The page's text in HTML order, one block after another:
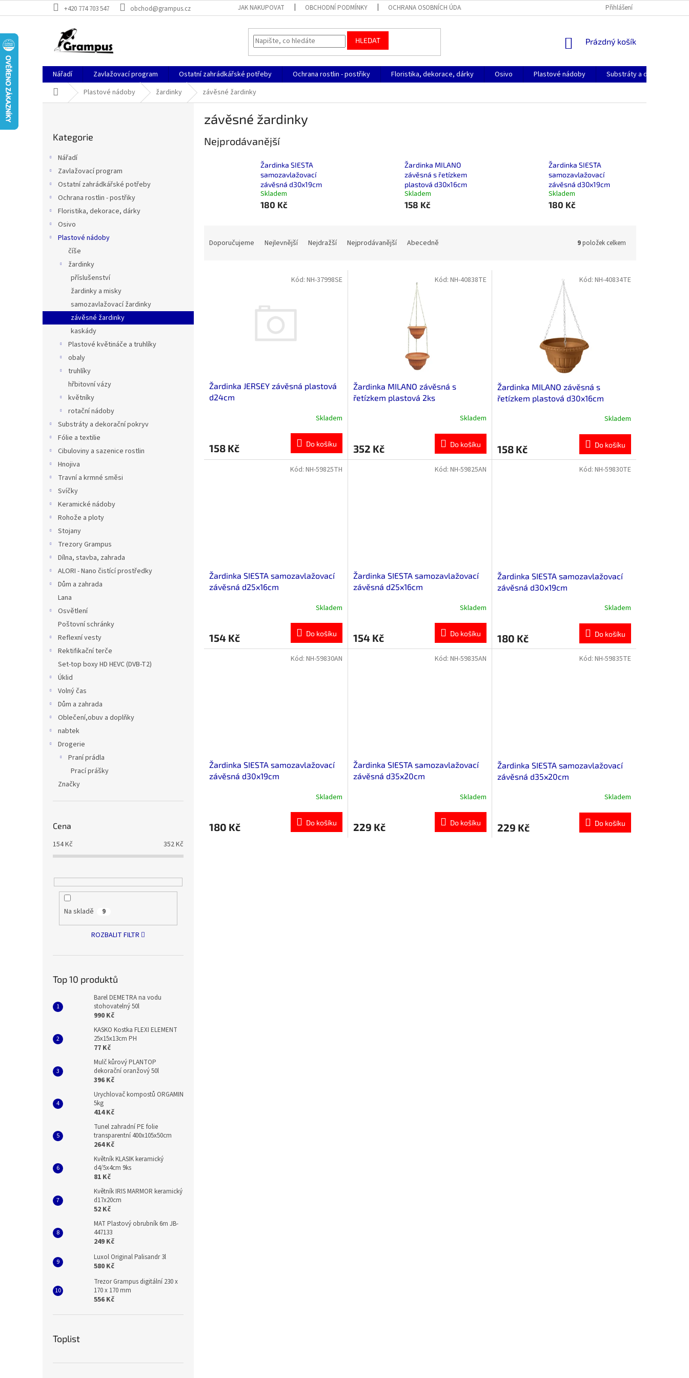
na
+420 774 703 547 obchod@grampus.cz JAK NAKUPOVAT OBCHODNÍ PODMÍNKY OCHRANA OSOBNÍCH ÚDAJŮ Přihlášení
HLEDAT
NÁKUPNÍ
Prázdný košík
Nářadí Zavlažovací program Ostatní zahrádkářské potřeby Ochrana rostlin - postřiky Floristika, dekorace, dárky Osivo Plastové nádoby
Substráty a dekorační
Domů Plastové nádoby žardinky závěsné žardinky
kategorie
Kategorie
Nářadí
Zavlažovací program
Ostatní zahrádkářské potřeby
Ochrana rostlin - postřiky
Floristika, dekorace, dárky
Osivo
Plastové nádoby
číše
žardinky
příslušenství
žardinky a misky
samozavlažovací žardinky
závěsné žardinky
kaskády
Plastové květináče a truhlíky
obaly
truhlíky
hřbitovní vázy
květníky
rotační nádoby
Substráty a dekorační pokryv
Fólie a textilie
Cibuloviny a sazenice rostlin
Hnojiva
Travní a krmné směsi
Svíčky
Keramické nádoby
Rohože a ploty
Stojany
Trezory Grampus
Dílna, stavba, zahrada
ALORI - Nano čistící prostředky
Dům a zahrada
Lana
Osvětlení
Poštovní schránky
Reflexní vesty
Rektifikační terče
Set-top boxy HD HEVC (DVB-T2)
Úklid
Volný čas
Dům a zahrada
Oblečení,obuv a doplňky
nabtek
Drogerie
Praní prádla
Prací prášky
Značky
Cena
154Kč 352Kč
Na skladě 9
ROZBALIT FILTR
Top 10 produktů
Barel DEMETRA na vodu
stohovatelný 50l
990 Kč
KASKO Kostka FLEXI ELEMENT
25x15x13cm PH
77 Kč
Mulč kůrový PLANTOP
dekorační oranžový 50l
396 Kč
Urychlovač kompostů ORGAMIN
5kg
414 Kč
Tunel zahradní PE folie
transparentní 400x105x50cm
264 Kč
Květník KLASIK keramický
d4/5x4cm 9ks
81 Kč
Květník IRIS MARMOR keramický
d17x20cm
52 Kč
MAT Plastový obrubník 6m JB-
447133
249 Kč
Luxol Original Palisandr 3l
580 Kč
Trezor Grampus digitální 230 x
170 x 170 mm
556 Kč
Toplist
závěsné žardinky
Nejprodávanější
Žardinka SIESTA
samozavlažovací
závěsná d30x19cm
Skladem
180 Kč
Žardinka MILANO
závěsná s řetízkem
plastová d30x16cm
Skladem
158 Kč
Žardinka SIESTA
samozavlažovací
závěsná d30x19cm
Skladem
180 Kč
Doporučujeme Nejlevnější Nejdražší Nejprodávanější Abecedně 9položek celkem
Žardinka JERSEY závěsná plastová
d24cm
Skladem
158 Kč Do košíku
Kód: NH-37998SE
Žardinka MILANO závěsná s
řetízkem plastová 2ks
Skladem
352 Kč Do košíku
Kód: NH-40838TE
Žardinka MILANO závěsná s
řetízkem plastová d30x16cm
Skladem
158 Kč Do košíku
Kód: NH-40834TE
Žardinka SIESTA samozavlažovací
závěsná d25x16cm
Skladem
154 Kč Do košíku
Kód: NH-59825TH
Žardinka SIESTA samozavlažovací
závěsná d25x16cm
Skladem
154 Kč Do košíku
Kód: NH-59825AN
Žardinka SIESTA samozavlažovací
závěsná d30x19cm
Skladem
180 Kč Do košíku
Kód: NH-59830TE
Žardinka SIESTA samozavlažovací
závěsná d30x19cm
Skladem
180 Kč Do košíku
Kód: NH-59830AN
Žardinka SIESTA samozavlažovací
závěsná d35x20cm
Skladem
229 Kč Do košíku
Kód: NH-59835AN
Žardinka SIESTA samozavlažovací
závěsná d35x20cm
Skladem
229 Kč Do košíku
Kód: NH-59835TE